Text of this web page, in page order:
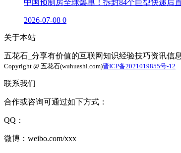
中国预制房全球爆单！拆封84个巨型快递后
2026-07-08 0
关于本站
五花石_分享有价值的互联网知识经验技巧资讯信息
Copyright @ 五花石(wuhuashi.com)晋ICP备2021019855号-12
联系我们
合作或咨询可通过如下方式：
QQ：
微博：weibo.com/xxx